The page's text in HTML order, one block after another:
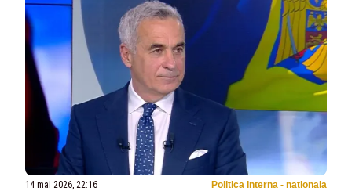
14 mai 2026, 22:16 Politica Interna - nationala